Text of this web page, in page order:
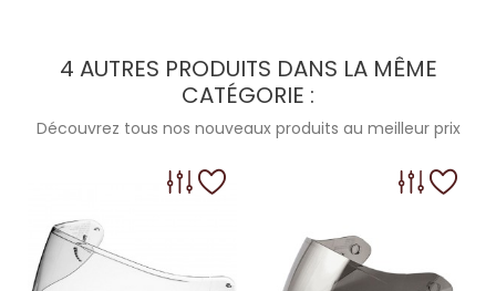
4 AUTRES PRODUITS DANS LA MÊME
CATÉGORIE :
Découvrez tous nos nouveaux produits au meilleur prix